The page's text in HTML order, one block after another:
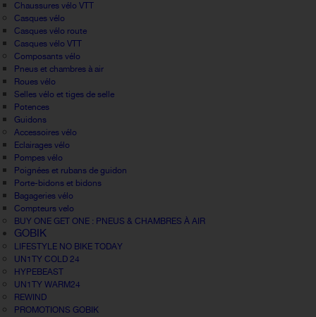
Chaussures vélo VTT
Casques vélo
Casques vélo route
Casques vélo VTT
Composants vélo
Pneus et chambres à air
Roues vélo
Selles vélo et tiges de selle
Potences
Guidons
Accessoires vélo
Eclairages vélo
Pompes vélo
Poignées et rubans de guidon
Porte-bidons et bidons
Bagageries vélo
Compteurs velo
BUY ONE GET ONE : PNEUS & CHAMBRES À AIR
GOBIK
LIFESTYLE NO BIKE TODAY
UN1TY COLD 24
HYPEBEAST
UN1TY WARM24
REWIND
PROMOTIONS GOBIK